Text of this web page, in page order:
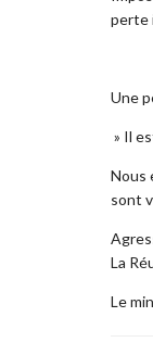
perte
Une
» Il
Nous
sont
La
Le